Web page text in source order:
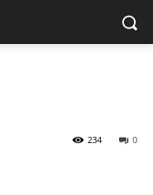
0
234